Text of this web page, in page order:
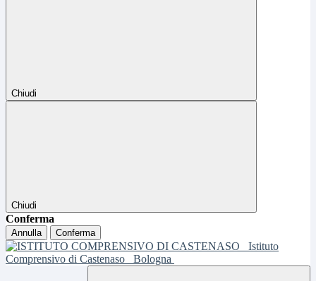
Chiudi
Chiudi
Conferma
Annulla Conferma
Istituto
Comprensivo di Castenaso
Bologna